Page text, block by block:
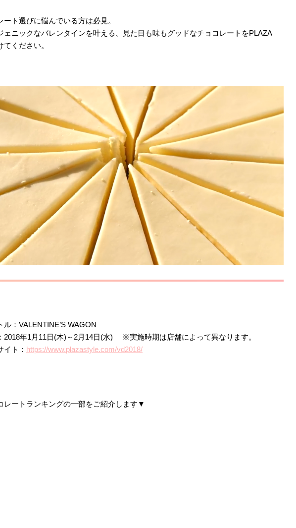
ート選びに悩んでいる方は必見。
ェニックなバレンタインを叶える、見た目も味もグッドなチョコレートをPLAZA
てください。
ル：VALENTINE’S WAGON
2018年1月11日(木)～2月14日(水) ※実施時期は店舗によって異なります。
イト： https://www.plazastyle.com/vd2018/
レートランキングの一部をご紹介します▼